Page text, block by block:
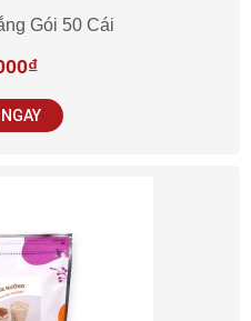
Gói 50 Cái
₫